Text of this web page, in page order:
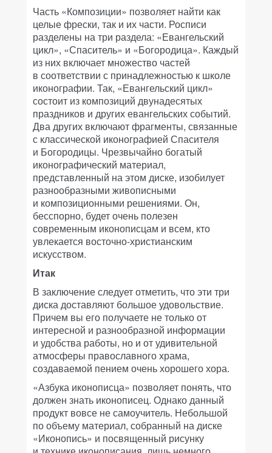
Часть «Композиции» позволяет найти как
целые фрески, так и их части. Росписи
разделены на три раздела: «Евангельский
цикл», «Спаситель» и «Богородица». Каждый
из них включает множество частей
в соответствии с принадлежностью к школе
иконографии. Так, «Евангельский цикл»
состоит из композиций двунадесятых
праздников и других евангельских событий.
Два других включают фрагменты, связанные
с классической иконографией Спасителя
и Богородицы. Чрезвычайно богатый
иконографический материал,
представленный на этом диске, изобилует
разнообразными живописными
и композиционными решениями. Он,
бесспорно, будет очень полезен
современным иконописцам и всем, кто
увлекается восточно-христианским
искусством.
Итак
В заключение следует отметить, что эти три
диска доставляют большое удовольствие.
Причем вы его получаете не только от
интересной и разнообразной информации
и удобства работы, но и от удивительной
атмосферы православного храма,
создаваемой пением очень хорошего хора.
«Азбука иконописца» позволяет понять, что
должен знать иконописец. Однако данный
продукт вовсе не самоучитель. Небольшой
по объему материал, собранный на диске
«Иконопись» и посвященный рисунку